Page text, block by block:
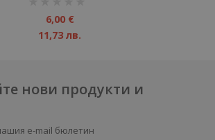
6,00 €
11,73 лв.
нови продукти и
e-mail бюлетин